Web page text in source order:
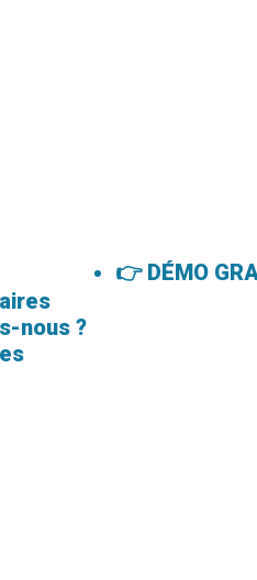
nous ?
👉 DÉMO